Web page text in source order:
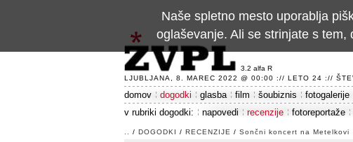
3.2 alfa R
LJUBLJANA, 8. MAREC 2022 @ 00:00 :// LETO 24 ://
domov dogodki glasba film šoubiznis fotogalerije
v rubriki dogodki:
napovedi recenzije fotoreportaže
/ DOGODKI / RECENZIJE / Sončni koncert na Metelkovi
Naše spletno mesto uporablja
oglaševanje. Ali se strinjate s